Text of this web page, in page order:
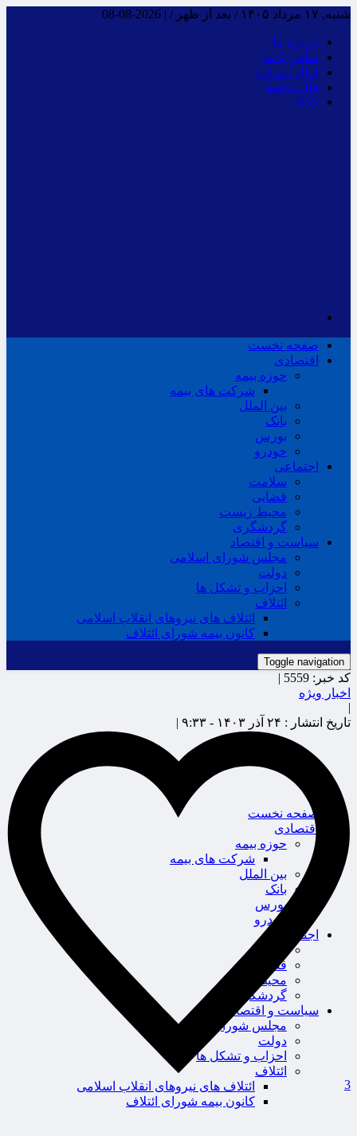
شنبه, ۱۷ مرداد ۱۴۰۵ / بعد از ظهر / |
2026-08-08
درباره ما
تماس با ما
فـال روزانـه
فال حافظ
RSS
صفحه نخست
اقتصادی
حوزه بیمه
شرکت های بیمه
بین الملل
بانک
بورس
خودرو
اجتماعی
سلامت
قضایی
محیط زیست
گردشگری
سیاست و اقتصاد
مجلس شورای اسلامی
دولت
احزاب و تشکل ها
ائتلاف
ائتلاف های نیروهای انقلاب اسلامی
کانون بیمه شورای ائتلاف
Toggle navigation
صفحه نخست
اقتصادی
حوزه بیمه
شرکت های بیمه
بین الملل
بانک
بورس
خودرو
اجتماعی
سلامت
قضایی
محیط زیست
گردشگری
سیاست و اقتصاد
مجلس شورای اسلامی
دولت
احزاب و تشکل ها
ائتلاف
ائتلاف های نیروهای انقلاب اسلامی
کانون بیمه شورای ائتلاف
کد خبر: 5559 |
اخبار ویژه
|
تاریخ انتشار : ۲۴ آذر ۱۴۰۳ - ۹:۳۳ |
3